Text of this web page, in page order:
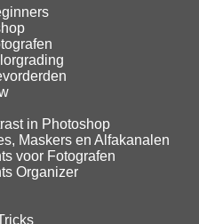
in Photoshop
Maskers en Alfakanalen
voor Fotografen
Organizer